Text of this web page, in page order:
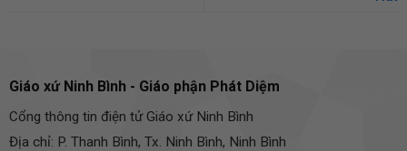
Giáo xứ Ninh Bình - Giáo phận Phát Diệm
Cổng thông tin điện tử Giáo xứ Ninh Bình
Địa chỉ: P. Thanh Bình, Tx. Ninh Bình, Ninh Bình